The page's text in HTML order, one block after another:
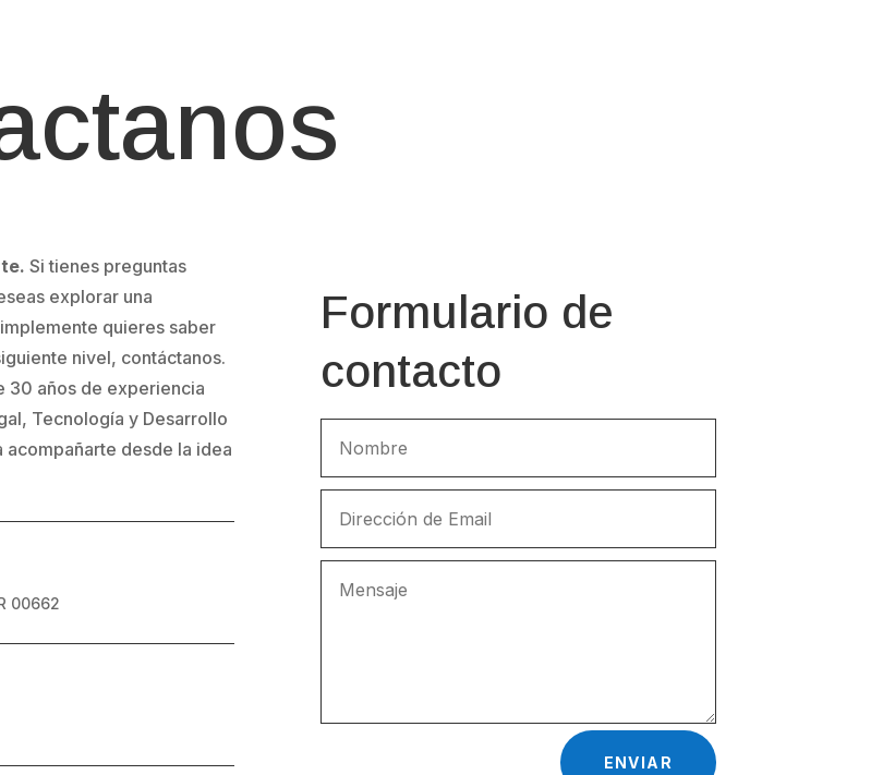
Si tienes preguntas
explorar una
quieres saber
nivel, contáctanos.
30 años de experiencia
Tecnología y Desarrollo
desde la idea
00662
Formulario de
contacto
ENVIAR